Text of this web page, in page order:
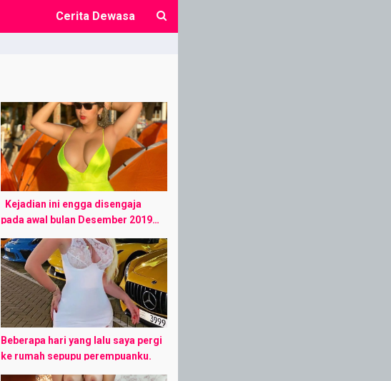
Cerita Dewasa
Kejadian ini engga disengaja
pada awal bulan Desember 2019…
Saat itu saya lagi tidur dikantor,
jarak rumah bos dan kantor saya
cuma 2 ...
Beberapa hari yang lalu saya pergi
ke rumah sepupu perempuanku.
Namanya Nella perempuan siswa